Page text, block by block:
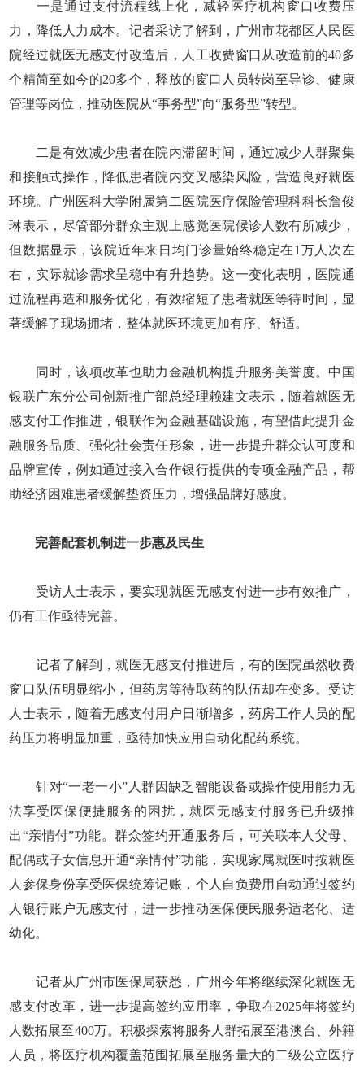
一是通过支付流程线上化，减轻医疗机构窗口收费压
力，降低人力成本。记者采访了解到，广州市花都区人民医
院经过就医无感支付改造后，人工收费窗口从改造前的40多
个精简至如今的20多个，释放的窗口人员转岗至导诊、健康
管理等岗位，推动医院从“事务型”向“服务型”转型。
二是有效减少患者在院内滞留时间，通过减少人群聚集
和接触式操作，降低患者院内交叉感染风险，营造良好就医
环境。广州医科大学附属第二医院医疗保险管理科科长詹俊
琳表示，尽管部分群众主观上感觉医院候诊人数有所减少，
但数据显示，该院近年来日均门诊量始终稳定在1万人次左
右，实际就诊需求呈稳中有升趋势。这一变化表明，医院通
过流程再造和服务优化，有效缩短了患者就医等待时间，显
著缓解了现场拥堵，整体就医环境更加有序、舒适。
同时，该项改革也助力金融机构提升服务美誉度。中国
银联广东分公司创新推广部总经理赖建文表示，随着就医无
感支付工作推进，银联作为金融基础设施，有望借此提升金
融服务品质、强化社会责任形象，进一步提升群众认可度和
品牌宣传，例如通过接入合作银行提供的专项金融产品，帮
助经济困难患者缓解垫资压力，增强品牌好感度。
完善配套机制进一步惠及民生
受访人士表示，要实现就医无感支付进一步有效推广，
仍有工作亟待完善。
记者了解到，就医无感支付推进后，有的医院虽然收费
窗口队伍明显缩小，但药房等待取药的队伍却在变多。受访
人士表示，随着无感支付用户日渐增多，药房工作人员的配
药压力将明显加重，亟待加快应用自动化配药系统。
针对“一老一小”人群因缺乏智能设备或操作使用能力无
法享受医保便捷服务的困扰，就医无感支付服务已升级推
出“亲情付”功能。群众签约开通服务后，可关联本人父母、
配偶或子女信息开通“亲情付”功能，实现家属就医时按就医
人参保身份享受医保统筹记账，个人自负费用自动通过签约
人银行账户无感支付，进一步推动医保便民服务适老化、适
幼化。
记者从广州市医保局获悉，广州今年将继续深化就医无
感支付改革，进一步提高签约应用率，争取在2025年将签约
人数拓展至400万。积极探索将服务人群拓展至港澳台、外籍
人员，将医疗机构覆盖范围拓展至服务量大的二级公立医疗